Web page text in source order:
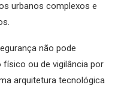
urbanos complexos e
não pode
físico ou de vigilância por
arquitetura tecnológica